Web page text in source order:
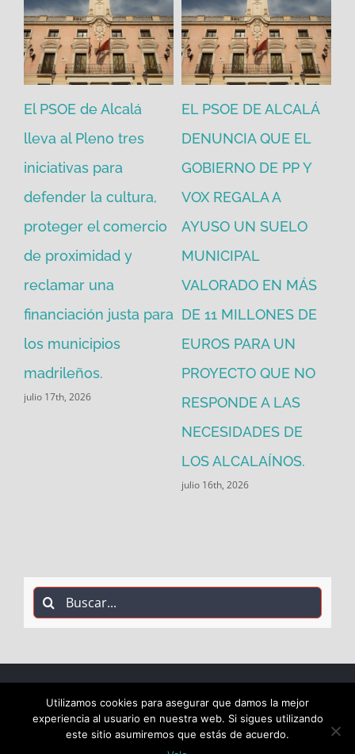
El PSOE de Alcalá
lleva al Pleno tres
iniciativas para
defender la cultura,
proteger el comercio
de proximidad y
reclamar una
financiación justa para
los municipios
madrileños.
julio 17th, 2026
EL PSOE DE ALCALÁ
DENUNCIA QUE EL
GOBIERNO DE PP Y
VOX REGALA A
AYUSO UN SUELO
MUNICIPAL
VALORADO EN MÁS
DE 11 MILLONES DE
EUROS PARA UN
PROYECTO QUE NO
RESPONDE A LAS
NECESIDADES DE
LOS ALCALAÍNOS.
julio 16th, 2026
Buscar:
COPYRIGHT 2018 Socialistas de Alcalá PSOE ALCALÁ |
ALL RIGHTS RESERVED |
Utilizamos cookies para asegurar que damos la mejor
experiencia al usuario en nuestra web. Si sigues utilizando
este sitio asumiremos que estás de acuerdo.